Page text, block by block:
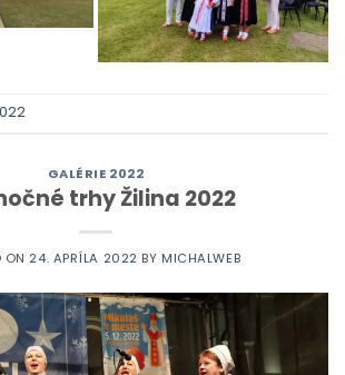
GALÉRIE 2022
trhy Žilina 2022
ON 24. APRÍLA 2022 BY MICHALWEB